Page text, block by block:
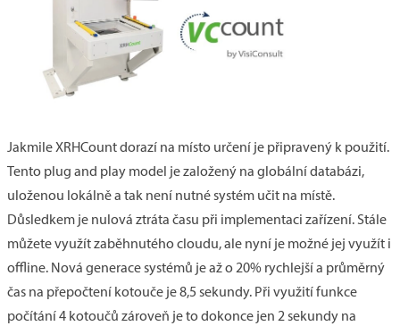
Jakmile XRHCount dorazí na místo určení je připravený k použití.
Tento plug and play model je založený na globální databázi,
uloženou lokálně a tak není nutné systém učit na místě.
Důsledkem je nulová ztráta času při implementaci zařízení. Stále
můžete využít zaběhnutého cloudu, ale nyní je možné jej využít i
offline. Nová generace systémů je až o 20% rychlejší a průměrný
čas na přepočtení kotouče je 8,5 sekundy. Při využití funkce
počítání 4 kotoučů zároveň je to dokonce jen 2 sekundy na